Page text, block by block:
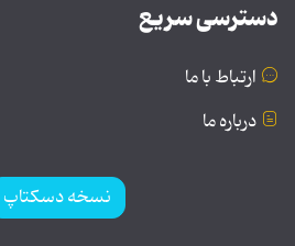
دسترسی سریع
ارتباط با ما
درباره ما
نسخه دسکتاپ